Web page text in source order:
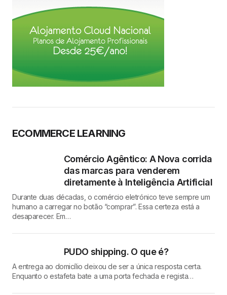
ECOMMERCE LEARNING
Comércio Agêntico: A Nova corrida
das marcas para venderem
diretamente à Inteligência Artificial
Durante duas décadas, o comércio eletrónico teve sempre um
humano a carregar no botão “comprar”. Essa certeza está a
desaparecer. Em…
PUDO shipping. O que é?
A entrega ao domicílio deixou de ser a única resposta certa.
Enquanto o estafeta bate a uma porta fechada e regista…